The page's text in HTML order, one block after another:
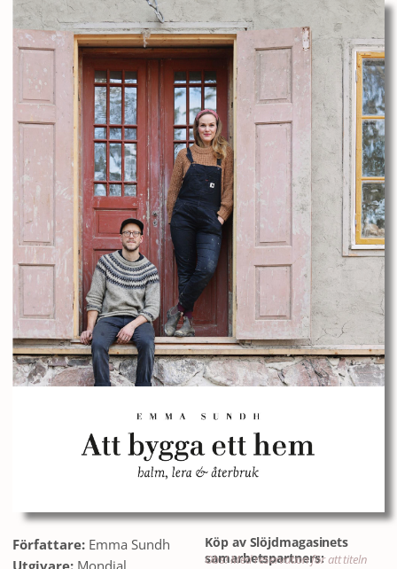
Författare: Emma Sundh
Utgivare: Mondial
Köp av Slöjdmagasinets
samarbetspartners:
Obs! Med reservation för att titeln